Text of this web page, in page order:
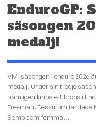
EnduroGP:
säsongen
medalj!
VM–säsongen i enduro 2026
medalj. Under sin tredje
nämligen knipa ett brons i
Freeman. Dessutom landade
Semb som femma...